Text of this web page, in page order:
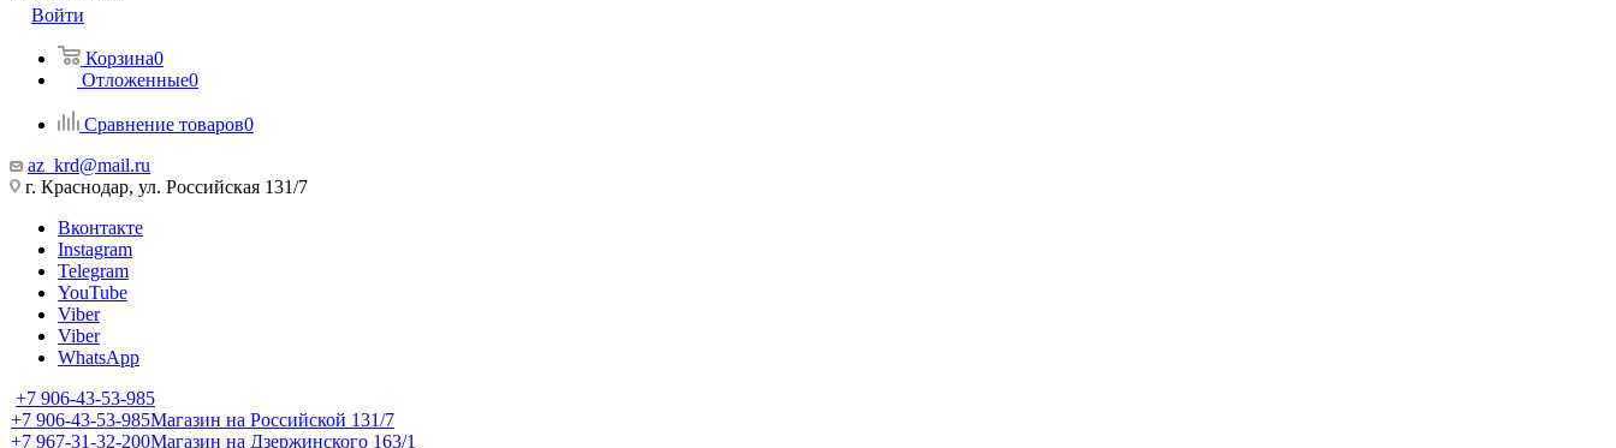
Войти
Корзина0
Отложенные0
Сравнение товаров0
az_krd@mail.ru
г. Краснодар, ул. Российская 131/7
Вконтакте
Instagram
Telegram
YouTube
Viber
Viber
WhatsApp
+7 906-43-53-985
+7 906-43-53-985Магазин на Российской 131/7
+7 967-31-32-200Магазин на Дзержинского 163/1